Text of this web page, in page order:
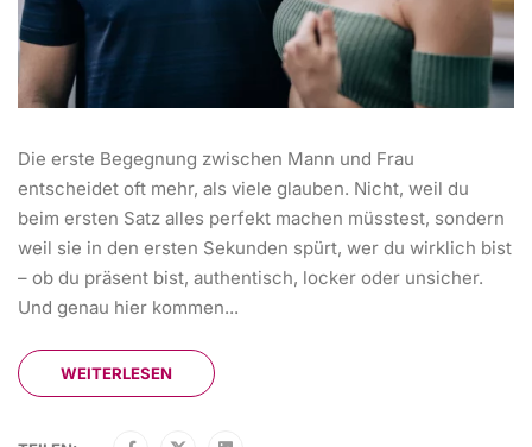
Die erste Begegnung zwischen Mann und Frau
entscheidet oft mehr, als viele glauben. Nicht, weil du
beim ersten Satz alles perfekt machen müsstest, sondern
weil sie in den ersten Sekunden spürt, wer du wirklich bist
– ob du präsent bist, authentisch, locker oder unsicher.
Und genau hier kommen...
WEITERLESEN